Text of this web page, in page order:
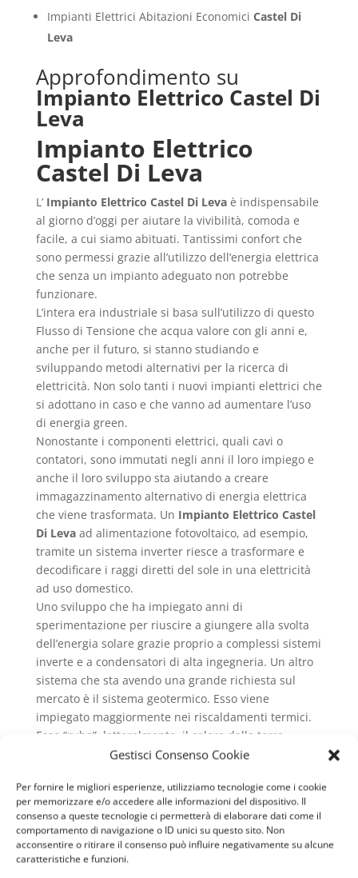
Gestisci Consenso Cookie
Per fornire le migliori esperienze, utilizziamo tecnologie come i cookie
per memorizzare e/o accedere alle informazioni del dispositivo. Il
consenso a queste tecnologie ci permetterà di elaborare dati come il
comportamento di navigazione o ID unici su questo sito. Non
acconsentire o ritirare il consenso può influire negativamente su alcune
caratteristiche e funzioni.
Impianti Elettrici Abitazioni Economici Castel Di
Leva
Approfondimento su
Impianto Elettrico Castel Di
Leva
Impianto Elettrico
Castel Di Leva
L’ Impianto Elettrico Castel Di Levaè indispensabile
al giorno d’oggi per aiutare la vivibilità, comoda e
facile, a cui siamo abituati. Tantissimi confort che
sono permessi grazie all’utilizzo dell’energia elettrica
che senza un impianto adeguato non potrebbe
funzionare.
L’intera era industriale si basa sull’utilizzo di questo
Flusso di Tensione che acqua valore con gli anni e,
anche per il futuro, si stanno studiando e
sviluppando metodi alternativi per la ricerca di
elettricità. Non solo tanti i nuovi impianti elettrici che
si adottano in caso e che vanno ad aumentare l’uso
di energia green.
Nonostante i componenti elettrici, quali cavi o
contatori, sono immutati negli anni il loro impiego e
anche il loro sviluppo sta aiutando a creare
immagazzinamento alternativo di energia elettrica
che viene trasformata. Un Impianto Elettrico Castel
Di Levaad alimentazione fotovoltaico, ad esempio,
tramite un sistema inverter riesce a trasformare e
decodificare i raggi diretti del sole in una elettricità
ad uso domestico.
Uno sviluppo che ha impiegato anni di
sperimentazione per riuscire a giungere alla svolta
dell’energia solare grazie proprio a complessi sistemi
inverte e a condensatori di alta ingegneria. Un altro
sistema che sta avendo una grande richiesta sul
mercato è il sistema geotermico. Esso viene
impiegato maggiormente nei riscaldamenti termici.
Esso “ruba”, letteralmente, il calore dalla terra
tramite dei sensori e, sempre con un sistema
necessario da impiegare nel proprio impianto di
riscaldamento.
Questi sono solo alcuni esempi di come unImpianto
Elettrico Castel Di Levasia “cresciuto” negli anni ed
abbia avuto una evoluzione storica che continua ad